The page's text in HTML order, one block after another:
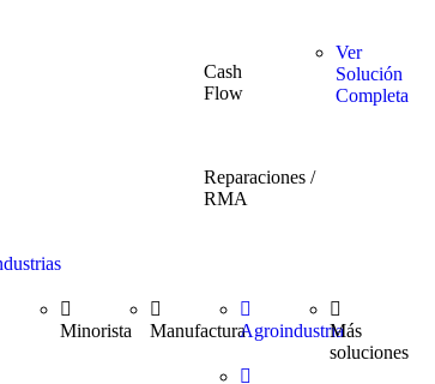
Cash
Flow
Ver
Solución
Completa
Reparaciones /
RMA
Minorista ManufacturaAgroindustriaMás
soluciones